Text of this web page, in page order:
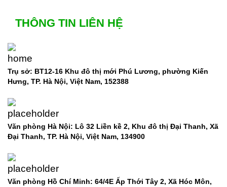
THÔNG TIN LIÊN HỆ
Trụ sở: BT12-16 Khu đô thị mới Phú Lương, phường Kiến
Hưng, TP. Hà Nội, Việt Nam, 152388
Văn phòng Hà Nội: Lô 32 Liền kề 2, Khu đô thị Đại Thanh, Xã
Đại Thanh, TP. Hà Nội, Việt Nam, 134900
Văn phòng Hồ Chí Minh: 64/4E Ấp Thới Tây 2, Xã Hóc Môn,